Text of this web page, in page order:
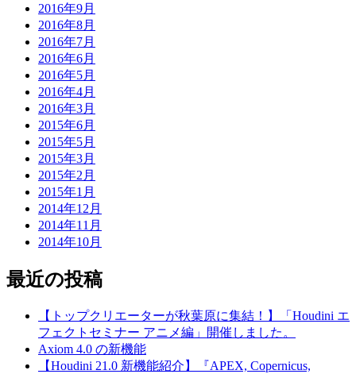
2016年9月
2016年8月
2016年7月
2016年6月
2016年5月
2016年4月
2016年3月
2015年6月
2015年5月
2015年3月
2015年2月
2015年1月
2014年12月
2014年11月
2014年10月
最近の投稿
【トップクリエーターが秋葉原に集結！】「Houdini エ
フェクトセミナー アニメ編」開催しました。
Axiom 4.0 の新機能
【Houdini 21.0 新機能紹介】『APEX, Copernicus,